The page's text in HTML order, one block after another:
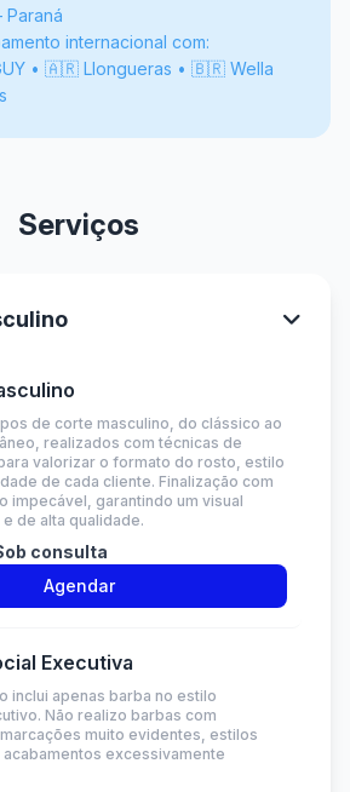
internacional com:
• 🇦🇷 Llongueras • 🇧🇷 Wella
Serviços
de corte masculino, do clássico ao
realizados com técnicas de
valorizar o formato do rosto, estilo
de cada cliente. Finalização com
impecável, garantindo um visual
de alta qualidade.
consulta
Agendar
Executiva
inclui apenas barba no estilo
Não realizo barbas com
muito evidentes, estilos
acabamentos excessivamente